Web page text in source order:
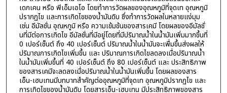
เดกเคน หรือ พีเอ็มเอโอ โดยทำการวัดผลของอุณหภูมิที่จุดเท อุณหภูมิ
ปรากฏไข และการเกิดไขของน้ำมันดิบ ซึ่งทำการวัดผลในหลายแง่มุม
เช่น อีมัลชั่น อุณหภูมิ หรือ ความเข้มข้นของสารเคมี โดยผลของอีมัลชั่
นที่มีต่อการเกิดไข อีมัลชั่นที่มีอยู่โดยที่มีปริมาณน้ำในน้ำมันเพิ่มมากขึ้นที่
0 เปอร์เซ็นต์ ถึง 40 เปอร์เซ็นต์ ปริมาณน้ำในน้ำมันจะเพื่มขึ้นส่งผลให้
ปริมาณการเกิดไขเพิ่มขึ้น และ ปริมาณการเกิดไขลดลงเมื่อปริมาณน้ำ
ในน้ำมันเพิ่มขึ้นที่ 40 เปอร์เซ็นต์ ถึง 80 เปอร์เซ็นต์ และ ประสิทธิภาพ
ของสารเคมีจะลดลงเมื่อปริมาณน้ำในน้ำมันเพิ่มขึ้น โดยผลของสาร
เอ็น-เฮบเทนมีบทบาทสำคัญต่ออุณหภูมิที่จุดเท อุณหภูมิปรากฏไข และ
การเกิดไขของน้ำมันดิบ โดยสารเอ็น-เฮบเทน มีประสิทธิภาพของสาร